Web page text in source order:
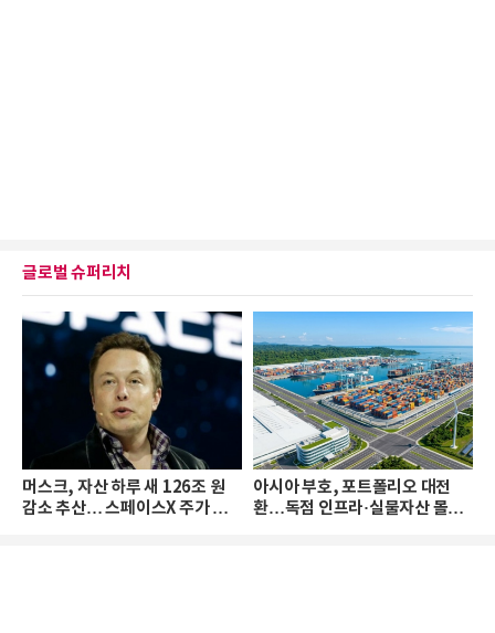
글로벌 슈퍼리치
머스크, 자산 하루 새 126조 원
감소 추산… 스페이스X 주가 하
아시아 부호, 포트폴리오 대전
환…독점 인프라·실물자산 몰린